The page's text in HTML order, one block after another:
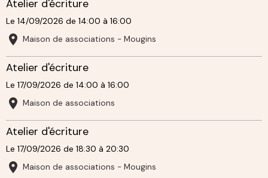
Atelier d'écriture
Le 14/09/2026 de 14:00 à 16:00
Maison de associations - Mougins
Atelier d'écriture
Le 17/09/2026 de 14:00 à 16:00
Maison de associations
Atelier d'écriture
Le 17/09/2026 de 18:30 à 20:30
Maison de associations - Mougins